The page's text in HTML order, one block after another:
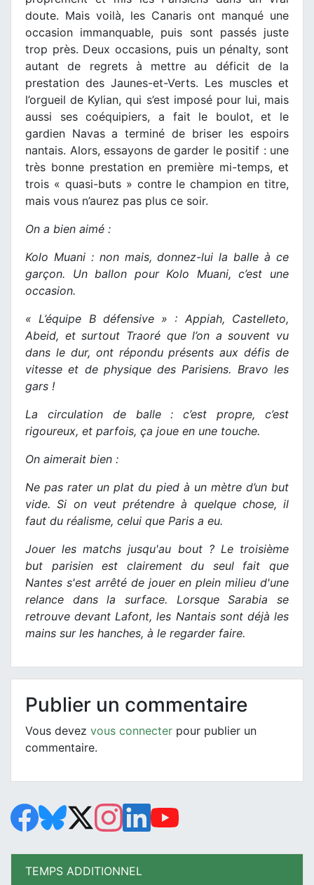
doute. Mais voilà, les Canaris ont manqué une
occasion immanquable, puis sont passés juste
trop près. Deux occasions, puis un pénalty, sont
autant de regrets à mettre au déficit de la
prestation des Jaunes-et-Verts. Les muscles et
l’orgueil de Kylian, qui s’est imposé pour lui, mais
aussi ses coéquipiers, a fait le boulot, et le
gardien Navas a terminé de briser les espoirs
nantais. Alors, essayons de garder le positif : une
très bonne prestation en première mi-temps, et
trois « quasi-buts » contre le champion en titre,
mais vous n’aurez pas plus ce soir.
On a bien aimé :
Kolo Muani : non mais, donnez-lui la balle à ce
garçon. Un ballon pour Kolo Muani, c’est une
occasion.
« L’équipe B défensive » : Appiah, Castelleto,
Abeid, et surtout Traoré que l’on a souvent vu
dans le dur, ont répondu présents aux défis de
vitesse et de physique des Parisiens. Bravo les
gars !
La circulation de balle : c’est propre, c’est
rigoureux, et parfois, ça joue en une touche.
On aimerait bien :
Ne pas rater un plat du pied à un mètre d’un but
vide. Si on veut prétendre à quelque chose, il
faut du réalisme, celui que Paris a eu.
Jouer les matchs jusqu'au bout ? Le troisième
but parisien est clairement du seul fait que
Nantes s'est arrêté de jouer en plein milieu d'une
relance dans la surface. Lorsque Sarabia se
retrouve devant Lafont, les Nantais sont déjà les
mains sur les hanches, à le regarder faire.
Publier un commentaire
Vous devez vous connecter pour publier un
commentaire.
TEMPS ADDITIONNEL